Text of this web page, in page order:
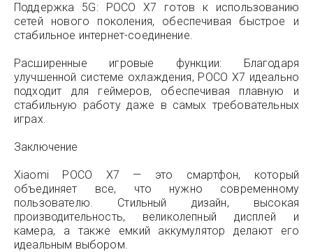
Поддержка 5G: POCO X7 готов к использованию
сетей нового поколения, обеспечивая быстрое и
стабильное интернет-соединение.
Расширенные игровые функции: Благодаря
улучшенной системе охлаждения, POCO X7 идеально
подходит для геймеров, обеспечивая плавную и
стабильную работу даже в самых требовательных
играх.
Заключение
Xiaomi POCO X7 — это смартфон, который
объединяет все, что нужно современному
пользователю. Стильный дизайн, высокая
производительность, великолепный дисплей и
камера, а также емкий аккумулятор делают его
идеальным выбором.